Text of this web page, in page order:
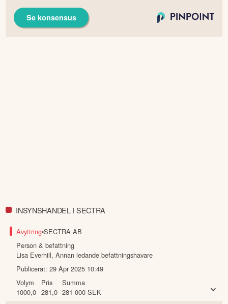
Se konsensus
INSYNSHANDEL I SECTRA
Avyttring•SECTRA AB
Person & befattning
Lisa Everhill,Annan ledande befattningshavare
Publicerat:29 Apr 2025 10:49
Volym
1000,0
Pris
281,0
Summa
281 000 SEK